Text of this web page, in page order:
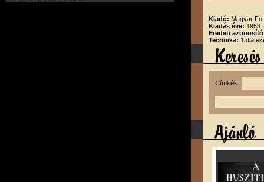
Kiadó: Magyar
Kiadás éve: 1953
Eredeti
Technika: 1
Címkék: